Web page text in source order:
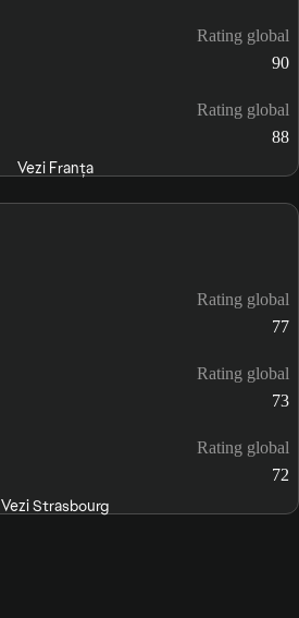
Rating global
90
Rating global
88
Vezi Franţa
Rating global
77
Rating global
73
Rating global
72
Vezi Strasbourg